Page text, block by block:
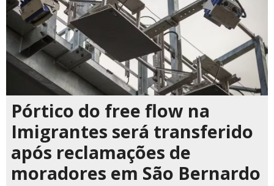
Pórtico do free flow na
Imigrantes será transferido
após reclamações de
moradores em São Bernardo